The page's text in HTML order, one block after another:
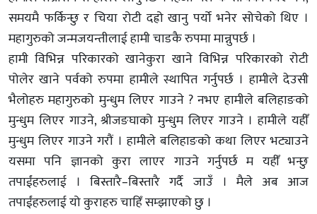
समयमै फर्किन्छु र चिया रोटी दह्रो खानु पर्यो भनेर सोचेको थिए ।
महागुरुको जन्मजयन्तीलाई हामी चाडकै रुपमा मान्नुपर्छ ।
हामी विभिन्न परिकारको खानेकुरा खाने विभिन्न परिकारको रोटी
पोलेर खाने पर्वको रुपमा हामीले स्थापित गर्नुपर्छ । हामीले देउसी
भैलोहरु महागुरुको मुन्धुम लिएर गाउने ? नभए हामीले बलिहाङको
मुन्धुम लिएर गाउने, श्रीजङघाको मुन्धुम लिएर गाउने । हामीले यहीँ
मुन्धुम लिएर गाउने गरौं । हामीले बलिहाङको कथा लिएर भट्याउने
यसमा पनि ज्ञानको कुरा लाएर गाउने गर्नुपर्छ म यहीँ भन्छु
तपाईंहरुलाई । बिस्तारै–बिस्तारै गर्दै जाउँ । मैले अब आज
तपाईंहरुलाई यो कुराहरु चाहिँ सम्झाएको छु ।